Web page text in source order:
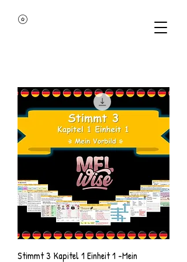
Stimmt 3 Kapitel 1 Einheit 1 -Mein